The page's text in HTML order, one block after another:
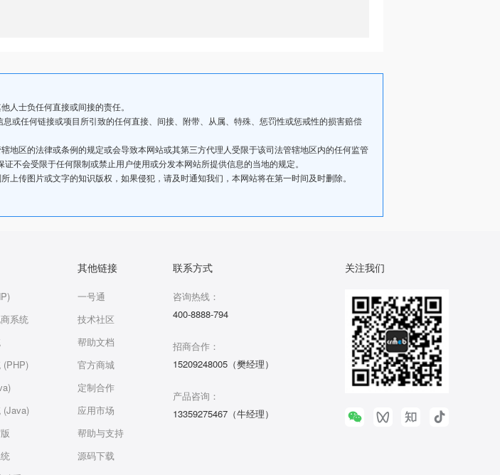
人士负任何直接或间接的责任。
或任何链接或项目所引致的任何直接、间接、附带、从属、特殊、惩罚性或惩戒性的损害赔偿
区的法律或条例的规定或会导致本网站或其第三方代理人受限于该司法管辖地区内的任何监管
不会受限于任何限制或禁止用户使用或分发本网站所提供信息的当地的规定。
传图片或文字的知识版权，如果侵犯，请及时通知我们，本网站将在第一时间及时删除。
系统
(PHP)
(Java)
其他链接
一号通
技术社区
帮助文档
官方商城
定制合作
应用市场
帮助与支持
源码下载
联系方式
咨询热线：
400-8888-794
招商合作：
15209248005（樊经理）
产品咨询：
13359275467（牛经理）
关注我们